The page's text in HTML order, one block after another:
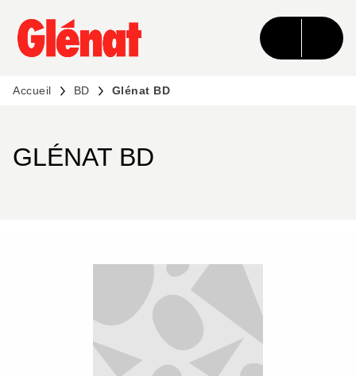
MENU RECHERCHE CONTENU
PIED DE PAGE
Accueil BD Glénat BD
GLÉNAT BD